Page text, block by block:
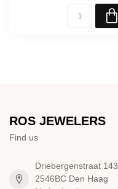
ROS JEWELERS
Find us
Driebergenstraat 143
2546BC Den Haag